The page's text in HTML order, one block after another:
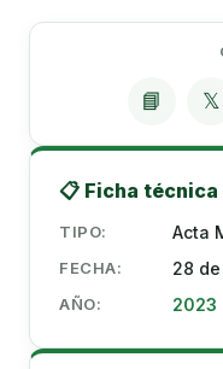
📘 𝕏
📋 Ficha técnica
TIPO: Acta
FECHA: 28
AÑO: 2023